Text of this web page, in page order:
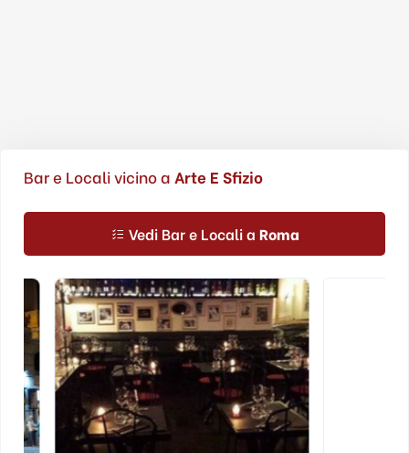
Bar e Locali vicino a Arte E Sfizio
Vedi Bar e Locali a Roma